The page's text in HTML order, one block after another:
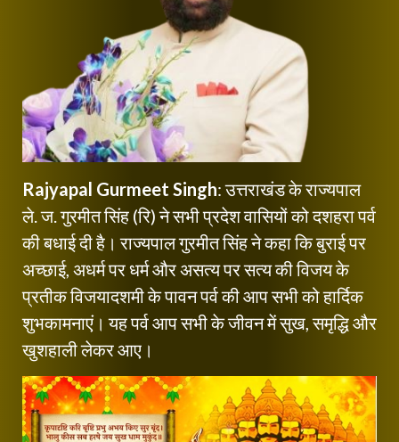
Rajyapal Gurmeet Singh: उत्तराखंड के राज्यपाल
ले. ज. गुरमीत सिंह (रि) ने सभी प्रदेश वासियों को दशहरा पर्व
की बधाई दी है। राज्यपाल गुरमीत सिंह ने कहा कि बुराई पर
अच्छाई, अधर्म पर धर्म और असत्य पर सत्य की विजय के
प्रतीक विजयादशमी के पावन पर्व की आप सभी को हार्दिक
शुभकामनाएं। यह पर्व आप सभी के जीवन में सुख, समृद्धि और
खुशहाली लेकर आए।